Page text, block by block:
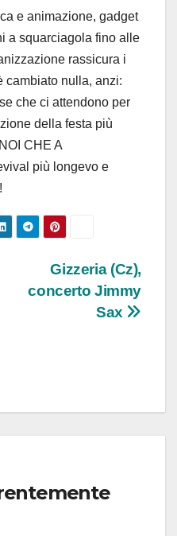
e animazione, gadget
a squarciagola fino alle
rassicura i
cambiato nulla, anzi:
che ci attendono per
della festa più
CHE A
più longevo e
Gizzeria (Cz),
concerto Jimmy
Sax